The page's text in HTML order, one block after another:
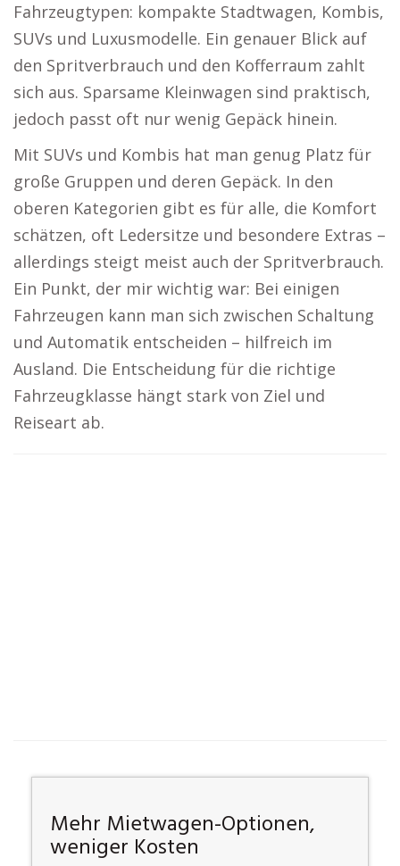
Fahrzeugtypen: kompakte Stadtwagen, Kombis,
SUVs und Luxusmodelle. Ein genauer Blick auf
den Spritverbrauch und den Kofferraum zahlt
sich aus. Sparsame Kleinwagen sind praktisch,
jedoch passt oft nur wenig Gepäck hinein.
Mit SUVs und Kombis hat man genug Platz für
große Gruppen und deren Gepäck. In den
oberen Kategorien gibt es für alle, die Komfort
schätzen, oft Ledersitze und besondere Extras –
allerdings steigt meist auch der Spritverbrauch.
Ein Punkt, der mir wichtig war: Bei einigen
Fahrzeugen kann man sich zwischen Schaltung
und Automatik entscheiden – hilfreich im
Ausland. Die Entscheidung für die richtige
Fahrzeugklasse hängt stark von Ziel und
Reiseart ab.
Mehr Mietwagen-Optionen,
weniger Kosten